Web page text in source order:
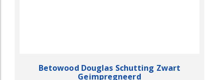
Betowood Douglas Schutting Zwart
Geimpregneerd